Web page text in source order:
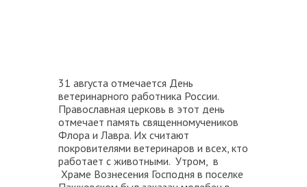
31 августа отмечается День
ветеринарного работника России.
Православная церковь в этот день
отмечает память священномучеников
Флора и Лавра. Их считают
покровителями ветеринаров и всех, кто
работает с животными. Утром, в
Храме Вознесения Господня в поселке